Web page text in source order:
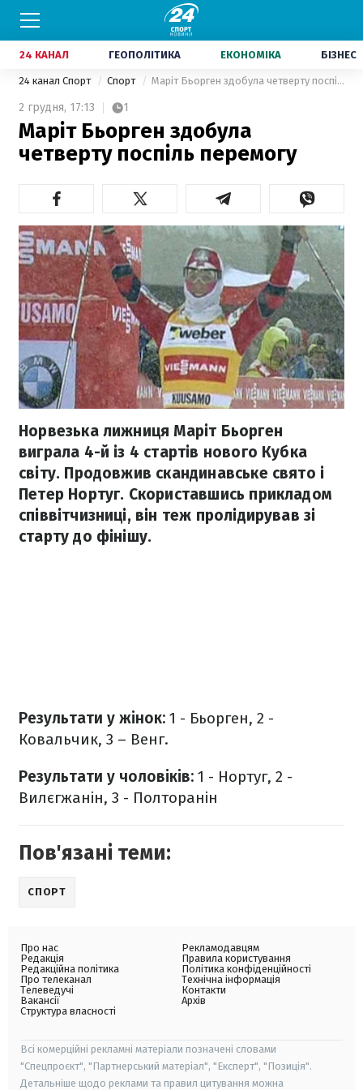
24 КАНАЛ ГЕОПОЛІТИКА ЕКОНОМІКА БІЗНЕС
24 канал Спорт Спорт Маріт Бьорген здобула четверту поспіль перемогу
2 грудня, 17:13 1
Маріт Бьорген здобула
четверту поспіль перемогу
Норвезька лижниця Маріт Бьорген
виграла 4-й із 4 стартів нового Кубка
світу. Продовжив скандинавське свято і
Петер Нортуг. Скориставшись прикладом
співвітчизниці, він теж пролідирував зі
старту до фінішу.
Результати у жінок: 1 - Бьорген, 2 -
Ковальчик, 3 – Венг.
Результати у чоловіків: 1 - Нортуг, 2 -
Вилєгжанін, 3 - Полторанін
Пов'язані теми:
СПОРТ
Про нас
Редакція
Редакційна політика
Про телеканал
Телеведучі
Вакансії
Структура власності
Рекламодавцям
Правила користування
Політика конфіденційності
Технічна інформація
Контакти
Архів
Всі комерційні рекламні матеріали позначені словами
"Спецпроєкт", "Партнерський матеріал", "Експерт", "Позиція".
Детальніше щодо реклами та правил цитування можна